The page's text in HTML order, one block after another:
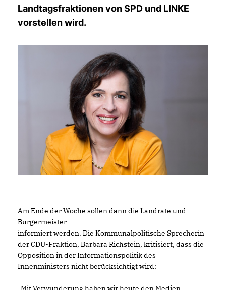
Landtagsfraktionen von SPD und LINKE
vorstellen wird.
Am Ende der Woche sollen dann die Landräte und
Bürgermeister
informiert werden. Die Kommunalpolitische Sprecherin
der CDU-Fraktion, Barbara Richstein, kritisiert, dass die
Opposition in der Informationspolitik des
Innenministers nicht berücksichtigt wird: